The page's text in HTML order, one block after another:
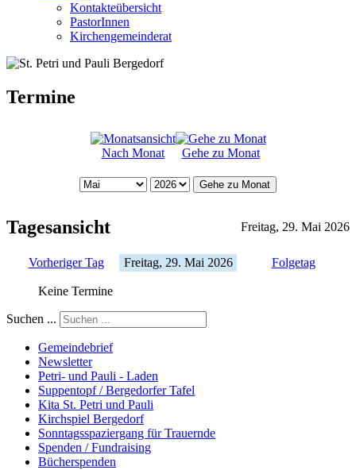
Kontakteübersicht
PastorInnen
Kirchengemeinderat
Termine
Nach Monat Gehe zu Monat
Gehe zu Monat
Tagesansicht Freitag, 29. Mai 2026
Vorheriger Tag Freitag, 29. Mai 2026 Folgetag
Keine Termine
Suchen ...
Gemeindebrief
Newsletter
Petri- und Pauli - Laden
Suppentopf / Bergedorfer Tafel
Kita St. Petri und Pauli
Kirchspiel Bergedorf
Sonntagsspaziergang für Trauernde
Spenden / Fundraising
Bücherspenden